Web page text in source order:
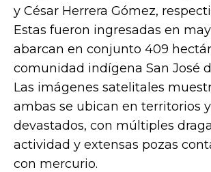
y César Herrera Gómez,
Estas fueron ingresadas en
abarcan en conjunto 409
comunidad indígena San José
Las imágenes satelitales
ambas se ubican en territorios
devastados, con múltiples
actividad y extensas pozas
con mercurio.